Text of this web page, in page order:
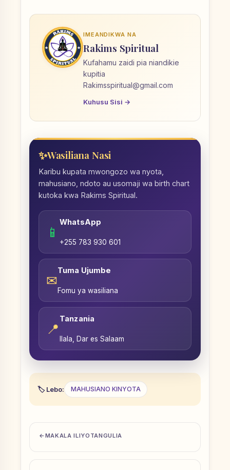
IMEANDIKWA NA
Rakims Spiritual
Kufahamu zaidi pia niandikie
kupitia
Rakimsspiritual@gmail.com
Kuhusu Sisi →
Wasiliana Nasi
Karibu kupata mwongozo wa nyota,
mahusiano, ndoto au usomaji wa birth chart
kutoka kwa Rakims Spiritual.
📱
WhatsApp
+255 783 930 601
✉
Tuma Ujumbe
Fomu ya wasiliana
📍
Tanzania
Ilala, Dar es Salaam
Lebo: MAHUSIANO KINYOTA
MAKALA ILIYOTANGULIA